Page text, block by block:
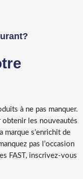
à ne pas manquer.
obtenir les nouveautés
marque s’enrichit de
pas l’occasion
FAST, inscrivez-vous